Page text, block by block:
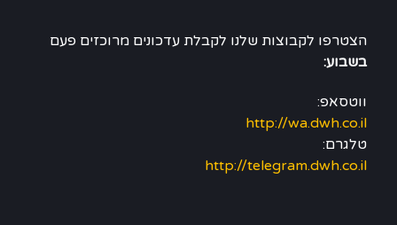
הצטרפו לקבוצות שלנו לקבלת עדכונים מרוכזים פעם
בשבוע:
ווטסאפ:
http://wa.dwh.co.il
טלגרם:
http://telegram.dwh.co.il